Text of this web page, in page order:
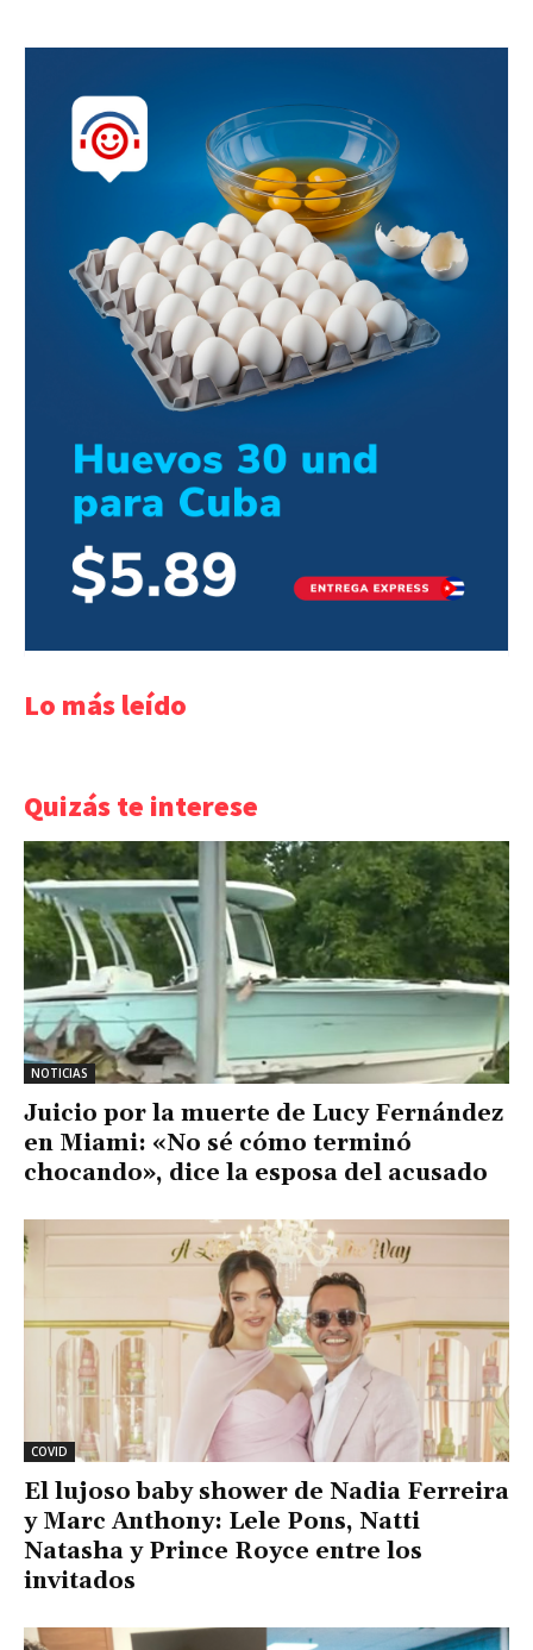
Lo más leído
Quizás te interese
NOTICIAS
Juicio por la muerte de Lucy Fernández
en Miami: «No sé cómo terminó
chocando», dice la esposa del acusado
COVID
El lujoso baby shower de Nadia Ferreira
y Marc Anthony: Lele Pons, Natti
Natasha y Prince Royce entre los
invitados